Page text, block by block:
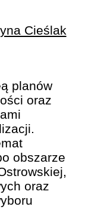
Cieślak
planów
oraz
obszarze
oraz